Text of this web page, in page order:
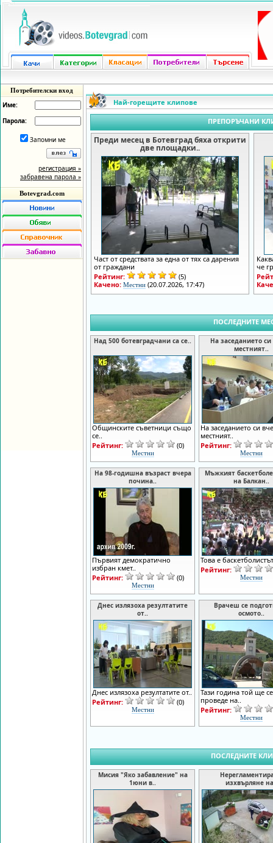
Потребителски вход
Име:
Парола:
Запомни ме
регистрация »
забравена парола »
Botevgrad.com
Най-горещите клипове
ПРЕПОРЪЧАНИ
Преди месец в Ботевград бяха открити
две площадки..
Част от средствата за една от тях са дарения
от граждани
Рейтинг:
(5)
Качено: Местни (20.07.2026, 17:47)
че
ПОСЛЕДНИТЕ
Над 500 ботевградчани са се..
Общинските съветници също
се..
Рейтинг:
(0)
Местни
На заседанието си
местният..
На заседанието си
местният..
Рейтинг:
Местни
На 98-годишна възраст вчера
почина..
Първият демократично
избран кмет..
Рейтинг:
(0)
Местни
Мъжкият
на Балкан..
Това е
Рейтинг:
Местни
Днес излязоха резултатите
от..
Днес излязоха резултатите от..
Рейтинг:
(0)
Местни
Врачеш се
осмото..
Тази година той ще се
проведе на..
Рейтинг:
Местни
ПОСЛЕДНИТЕ
Мисия "Яко забавление" на
1юни в..
изхвърляне